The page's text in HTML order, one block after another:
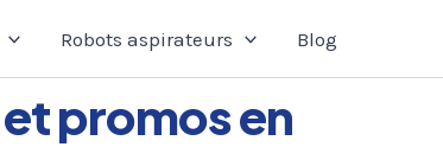
Robots aspirateurs Blog
promos en